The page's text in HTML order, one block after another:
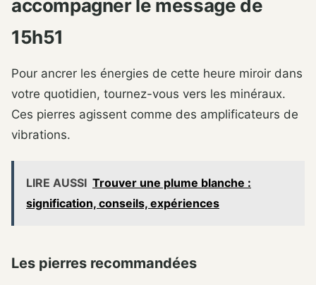
accompagner le message de
15h51
Pour ancrer les énergies de cette heure miroir dans
votre quotidien, tournez-vous vers les minéraux.
Ces pierres agissent comme des amplificateurs de
vibrations.
LIRE AUSSI Trouver une plume blanche :
signification, conseils, expériences
Les pierres recommandées